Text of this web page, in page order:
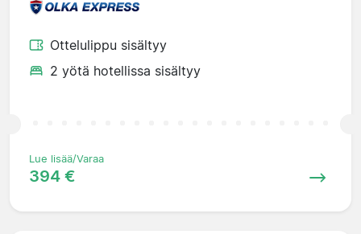
Ottelulippu sisältyy
2 yötä hotellissa sisältyy
Lue lisää/Varaa
394 €